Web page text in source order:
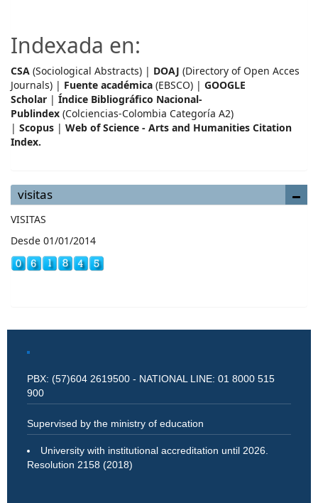
Indexada en:
CSA (Sociological Abstracts) | DOAJ (Directory of Open Acces
Journals) | Fuente académica (EBSCO) | GOOGLE
Scholar | Índice Bibliográfico Nacional-
Publindex (Colciencias-Colombia Categoría A2)
| Scopus | Web of Science - Arts and Humanities Citation
Index.
visitas
VISITAS
Desde 01/01/2014
PBX: (57)604 2619500 - NATIONAL LINE: 01 8000 515
900
Supervised by the ministry of education
University with institutional accreditation until 2026.
Resolution 2158 (2018)